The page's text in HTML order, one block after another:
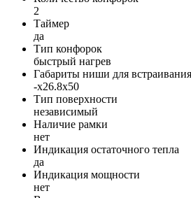
2
Таймер
да
Тип конфорок
быстрый нагрев
Габариты ниши для
-x26.8x50
Тип поверхности
независимый
Наличие рамки
нет
Индикация остаточного тепла
да
Индикация мощности
нет